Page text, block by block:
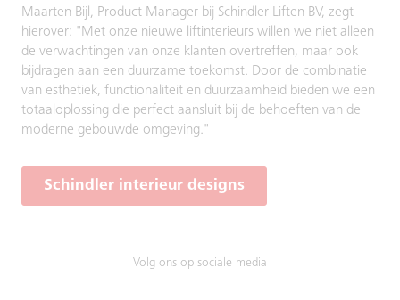
Maarten Bijl, Product Manager bij Schindler Liften BV, zegt
hierover: "Met onze nieuwe liftinterieurs willen we niet alleen
de verwachtingen van onze klanten overtreffen, maar ook
bijdragen aan een duurzame toekomst. Door de combinatie
van esthetiek, functionaliteit en duurzaamheid bieden we een
totaaloplossing die perfect aansluit bij de behoeften van de
moderne gebouwde omgeving."
Schindler interieur designs
Volg ons op sociale media